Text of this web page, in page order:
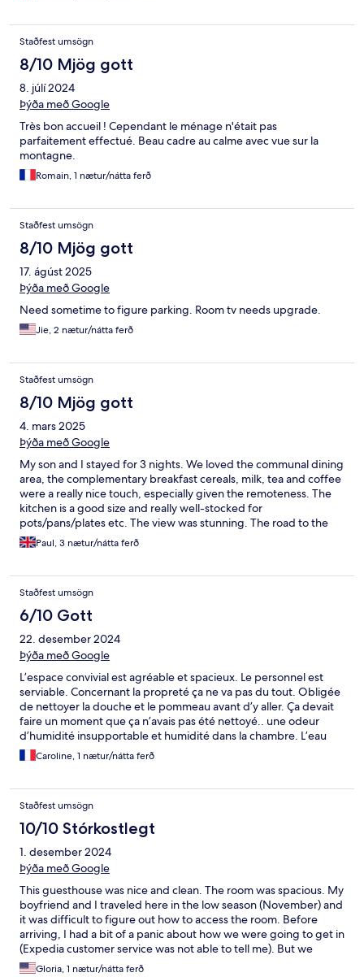
Staðfest umsögn
8/10 Mjög gott
8. júlí 2024
Þýða með Google
Très bon accueil ! Cependant le ménage n'était pas
parfaitement effectué. Beau cadre au calme avec vue sur la
montagne.
Romain, 1 nætur/nátta ferð
Staðfest umsögn
8/10 Mjög gott
17. ágúst 2025
Þýða með Google
Need sometime to figure parking. Room tv needs upgrade.
Jie, 2 nætur/nátta ferð
Staðfest umsögn
8/10 Mjög gott
4. mars 2025
Þýða með Google
My son and I stayed for 3 nights. We loved the communal dining
area, the complementary breakfast cereals, milk, tea and coffee
were a really nice touch, especially given the remoteness. The
kitchen is a good size and really well-stocked for
pots/pans/plates etc. The view was stunning. The road to the
property is cratered and care needs to be taken. The bathroom
could do with a refresh, but everything was clean, tidy and
Paul, 3 nætur/nátta ferð
Staðfest umsögn
6/10 Gott
22. desember 2024
Þýða með Google
L’espace convivial est agréable et spacieux. Le personnel est
serviable. Concernant la propreté ça ne va pas du tout. Obligée
de nettoyer la douche et le pommeau avant d’y aller. Ça devait
faire un moment que ça n’avais pas été nettoyé.. une odeur
d’humidité insupportable et humidité dans la chambre. L’eau
dégoulinait des fenêtres…
Caroline, 1 nætur/nátta ferð
Staðfest umsögn
10/10 Stórkostlegt
1. desember 2024
Þýða með Google
This guesthouse was nice and clean. The room was spacious. My
boyfriend and I traveled here in the low season (November) and
it was difficult to figure out how to access the room. Before
arriving, I had a bit of a panic about how we were going to get in
(Expedia customer service was not able to tell me). But we
arrived to find the main door open and a table by the entryway
Gloria, 1 nætur/nátta ferð